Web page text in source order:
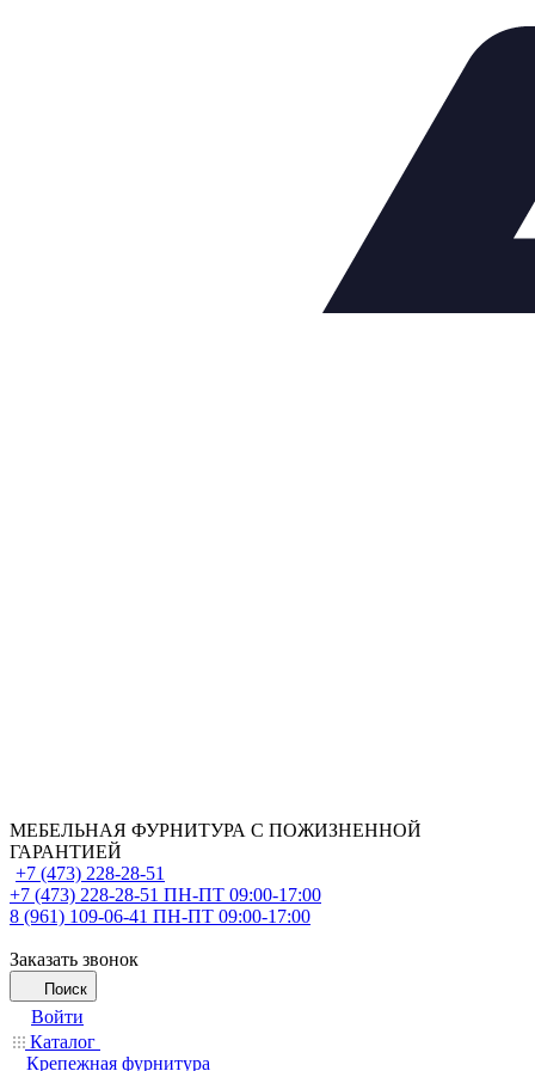
МЕБЕЛЬНАЯ ФУРНИТУРА С ПОЖИЗНЕННОЙ
ГАРАНТИЕЙ
+7 (473) 228-28-51
+7 (473) 228-28-51 ПН-ПТ 09:00-17:00
8 (961) 109-06-41 ПН-ПТ 09:00-17:00
Заказать звонок
Поиск
Войти
Каталог
Крепежная фурнитура